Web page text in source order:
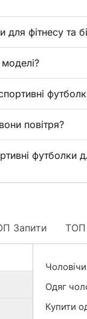
для фітнесу та
повітря?
футболки
Запити ТОП
Одяг
Купити